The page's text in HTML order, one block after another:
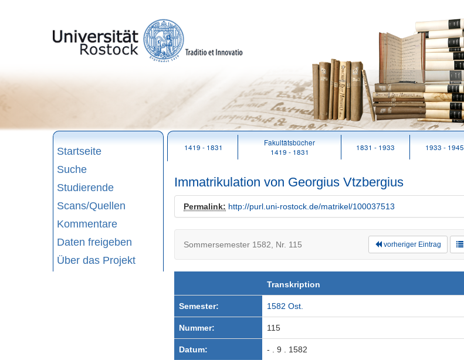
Startseite
Suche
Studierende
Scans/Quellen
Kommentare
Daten freigeben
Über das Projekt
1419 - 1831
Fakultätsbücher
1419 - 1831
1831 - 1933 1933 - 1945
Immatrikulation von Georgius Vtzbergius
Permalink: http://purl.uni-rostock.de/matrikel/100037513
Sommersemester 1582, Nr. 115 vorheriger Eintrag
Transkription
Semester: 1582 Ost.
Nummer: 115
Datum: - . 9 . 1582